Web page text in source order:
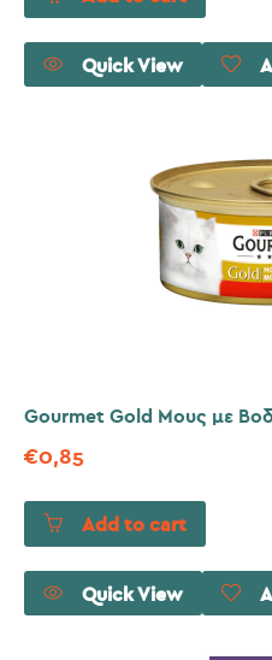
Quick View
Gourmet Gold Μους με
€0,85
Add to cart
Quick View